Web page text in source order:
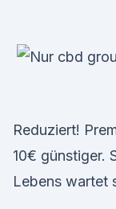
Reduziert!
10€ günstiger.
Lebens wartet